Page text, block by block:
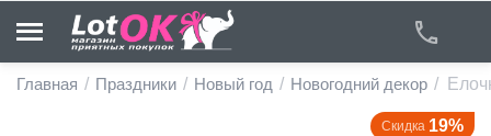
Главная / Праздники / Новый год / Новогодний декор /
Скидка 19%